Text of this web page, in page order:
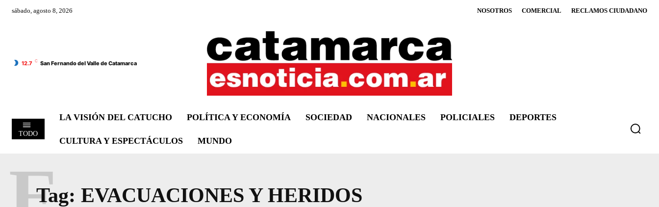
sábado, agosto 8, 2026 NOSOTROS COMERCIAL RECLAMOS CIUDADANO
12.7 C San Fernando del Valle de Catamarca
TODO
LA VISIÓN DEL CATUCHO POLÍTICA Y ECONOMÍA SOCIEDAD NACIONALES POLICIALES DEPORTES
CULTURA Y ESPECTÁCULOS MUNDO
Tag: EVACUACIONES Y HERIDOS